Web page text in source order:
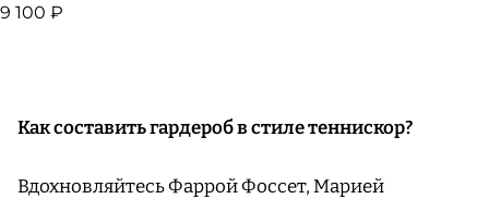
9 100 ₽
Как составить гардероб в стиле теннискор?
Вдохновляйтесь Фаррой Фоссет, Марией